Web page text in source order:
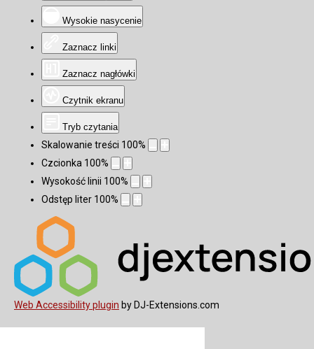
Wysokie nasycenie
Zaznacz linki
Zaznacz nagłówki
Czytnik ekranu
Tryb czytania
Skalowanie treści 100%
Czcionka 100%
Wysokość linii 100%
Odstęp liter 100%
Web Accessibility plugin by DJ-Extensions.com